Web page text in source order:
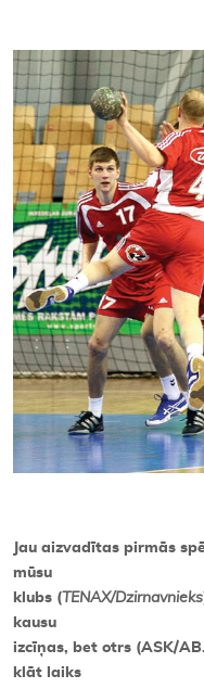
Jau aizvadītas pirmās
mūsu
klubs (TENAX/Dzirnavnieks
kausu
izcīņas, bet otrs (ASK/
klāt laiks